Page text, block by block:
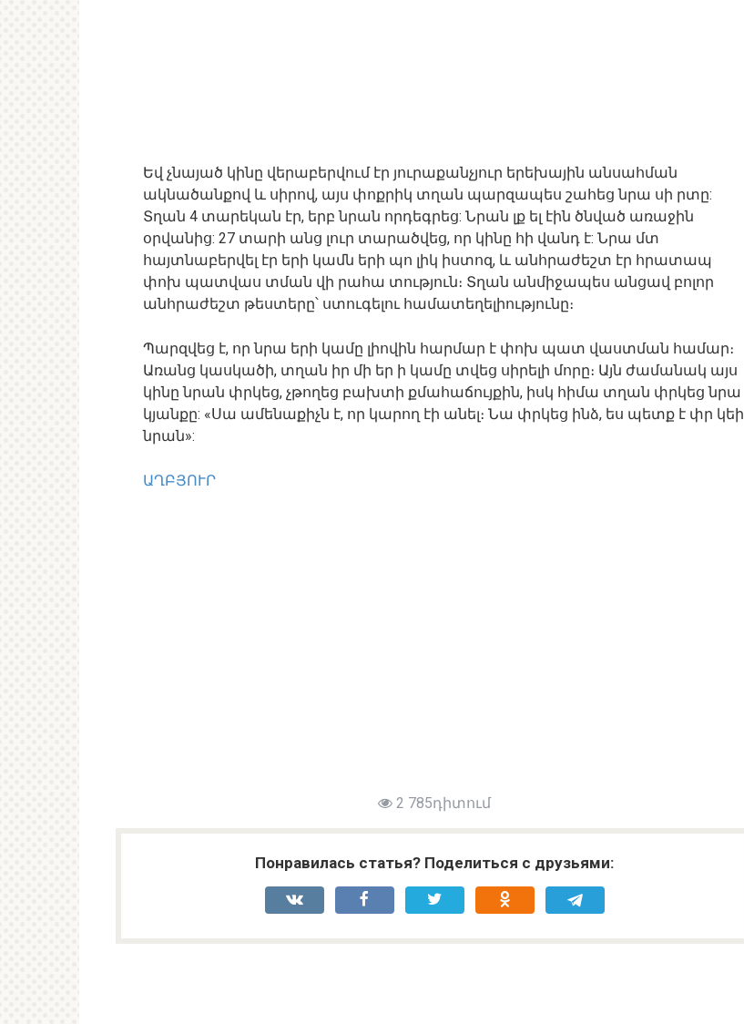
Եվ չնայած կինը վերաբերվում էր յուրաքանչյուր երեխային անսահման
ակնածանքով և սիրով, այս փոքրիկ տղան պարզապես շահեց նրա սի րտը:
Տղան 4 տարեկան էր, երբ նրան որդեգրեց: Նրան լք ել էին ծնված առաջին
օրվանից: 27 տարի անց լուր տարածվեց, որ կինը հի վանդ է: Նրա մտ
հայտնաբերվել էր երի կամն երի պո լիկ իստոզ, և անհրաժեշտ էր հրատապ
փոխ պատվաս տման վի րահա տություն։ Տղան անմիջապես անցավ բոլոր
անհրաժեշտ թեստերը՝ ստուգելու համատեղելիությունը։
Պարզվեց է, որ նրա երի կամը լիովին հարմար է փոխ պատ վաստման համար։
Առանց կասկածի, տղան իր մի եր ի կամը տվեց սիրելի մորը։ Այն ժամանակ այս
կինը նրան փրկեց, չթողեց բախտի քմահաճույքին, իսկ հիմա տղան փրկեց նրա
կյանքը: «Սա ամենաքիչն է, որ կարող էի անել։ Նա փրկեց ինձ, ես պետք է փր կեի
նրան»:
ԱՂԲՅՈՒՐ
2 785դիտում
Понравилась статья? Поделиться с друзьями: